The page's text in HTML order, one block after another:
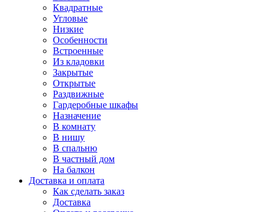
Квадратные
Угловые
Низкие
Особенности
Встроенные
Из кладовки
Закрытые
Открытые
Раздвижные
Гардеробные шкафы
Назначение
В комнату
В нишу
В спальню
В частный дом
На балкон
Доставка и оплата
Как сделать заказ
Доставка